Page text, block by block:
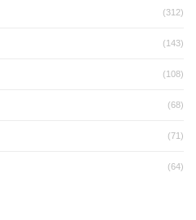
(312)
(143)
(108)
(68)
(71)
(64)